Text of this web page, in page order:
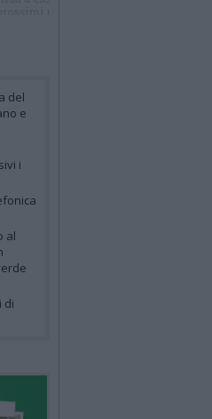
del
e
i
al
di